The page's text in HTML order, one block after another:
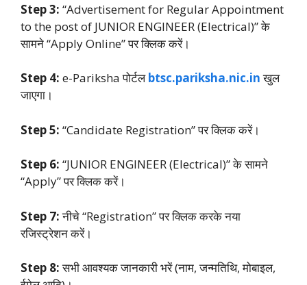
Step 3: “Advertisement for Regular Appointment
to the post of JUNIOR ENGINEER (Electrical)” के
सामने “Apply Online” पर क्लिक करें।
Step 4: e-Pariksha पोर्टलbtsc.pariksha.nic.inखुल
जाएगा।
Step 5: “Candidate Registration” पर क्लिक करें।
Step 6: “JUNIOR ENGINEER (Electrical)” के सामने
“Apply” पर क्लिक करें।
Step 7:नीचे “Registration” पर क्लिक करके नया
रजिस्ट्रेशन करें।
Step 8:सभी आवश्यक जानकारी भरें (नाम, जन्मतिथि, मोबाइल,